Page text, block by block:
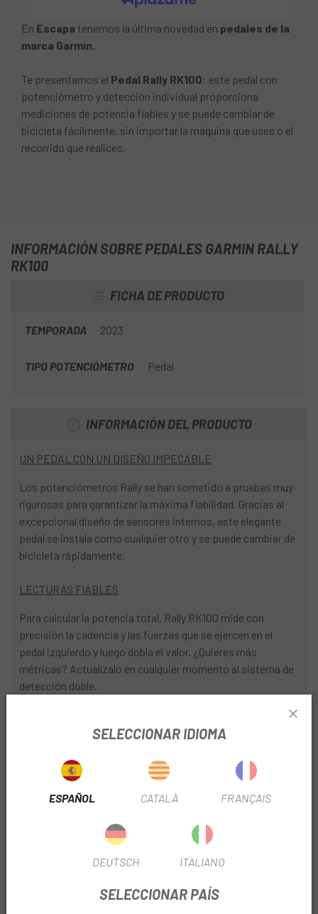
En Escapa tenemos la última novedad en pedales de la
marca Garmin.
Te presentamos el Pedal Rally RK100: este pedal con
potenciómetro y detección individual proporciona
mediciones de potencia fiables y se puede cambiar de
bicicleta fácilmente, sin importar la máquina que uses o el
recorrido que realices.
INFORMACIÓN SOBRE PEDALES GARMIN RALLY
RK100
FICHA DE PRODUCTO
TEMPORADA 2023
TIPO POTENCIÓMETRO Pedal
INFORMACIÓN DEL PRODUCTO
UN PEDAL CON UN DISEÑO IMPECABLE
Los potenciómetros Rally se han sometido a pruebas muy
rigurosas para garantizar la máxima fiabilidad. Gracias al
excepcional diseño de sensores internos, este elegante
pedal se instala como cualquier otro y se puede cambiar de
bicicleta rápidamente.
LECTURAS FIABLES
Para calcular la potencia total, Rally RK100 mide con
precisión la cadencia y las fuerzas que se ejercen en el
pedal izquierdo y luego dobla el valor. ¿Quieres más
métricas? Actualízalo en cualquier momento al sistema de
detección doble.
pedales se han diseñado pensando en tus calas
LOOK KEO
favoritas.
Disfruta de tu pasión todo el año, ya sea en carretera,
gravilla, ciclocrós o cualquier otra variante de ciclismo. Se
pedal Rally RS para carretera o Rally™ XC para montaña (se
SELECCIONAR IDIOMA
ESPAÑOL CATALÀ FRANÇAIS
DEUTSCH ITALIANO
SELECCIONAR PAÍS